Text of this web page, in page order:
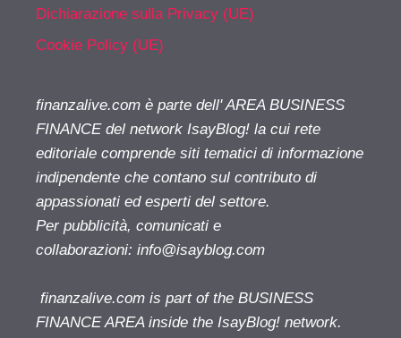
Dichiarazione sulla Privacy (UE)
Cookie Policy (UE)
finanzalive.com è parte dell' AREA BUSINESS
FINANCE del network IsayBlog! la cui rete
editoriale comprende siti tematici di informazione
indipendente che contano sul contributo di
appassionati ed esperti del settore.
Per pubblicità, comunicati e
collaborazioni: info@isayblog.com
finanzalive.com is part of the BUSINESS
FINANCE AREA inside the IsayBlog! network.